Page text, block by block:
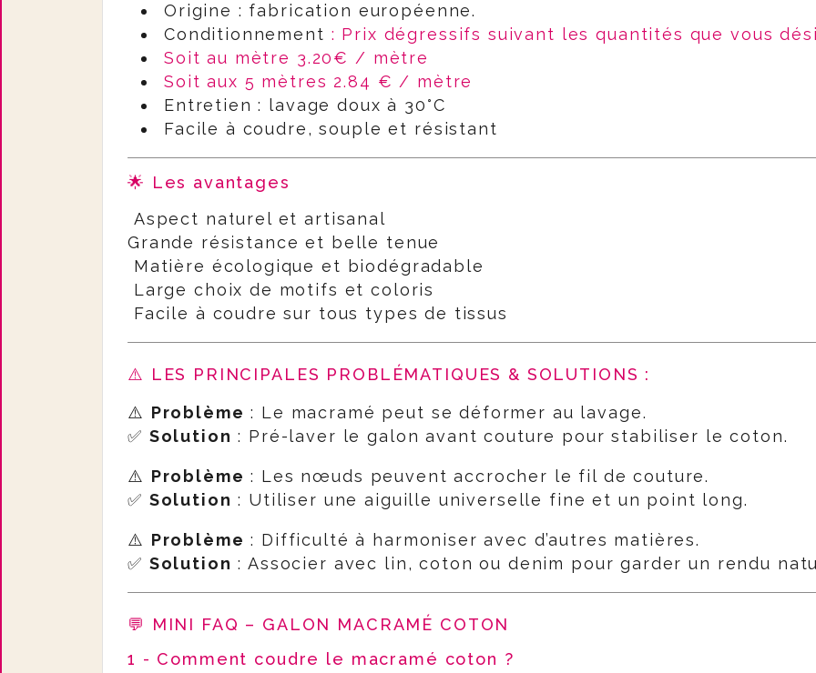
Origine : fabrication européenne.
Conditionnement : Prix dégressifs suivant les quantités que vous
Soit au mètre 3.20€ / mètre
Soit aux 5 mètres 2.84 € / mètre
Entretien : lavage doux à 30°C
Facile à coudre, souple et résistant
🌟 Les avantages
Aspect naturel et artisanal
Grande résistance et belle tenue
Matière écologique et biodégradable
Large choix de motifs et coloris
Facile à coudre sur tous types de tissus
⚠️ LES PRINCIPALES PROBLÉMATIQUES & SOLUTIONS :
⚠️ Problème : Le macramé peut se déformer au lavage.
✅ Solution : Pré-laver le galon avant couture pour stabiliser le coton.
⚠️ Problème : Les nœuds peuvent accrocher le fil de couture.
✅ Solution : Utiliser une aiguille universelle fine et un point long.
⚠️ Problème : Difficulté à harmoniser avec d’autres matières.
✅ Solution : Associer avec lin, coton ou denim pour garder un rendu
💬 MINI FAQ – GALON MACRAMÉ COTON
1 - Comment coudre le macramé coton ?